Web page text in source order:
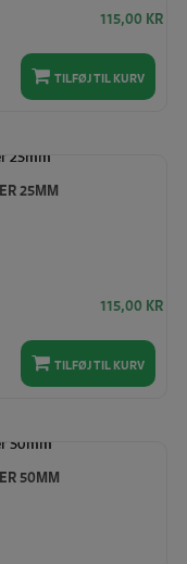
115,00 KR
TILFØJ TIL KURV
25MM
115,00 KR
TILFØJ TIL KURV
50MM